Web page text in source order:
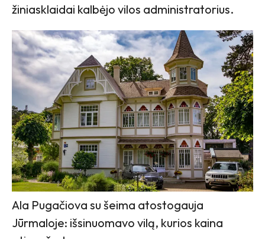
žiniasklaidai kalbėjo vilos administratorius.
Ala Pugačiova su šeima atostogauja
Jūrmaloje: išsinuomavo vilą, kurios kaina